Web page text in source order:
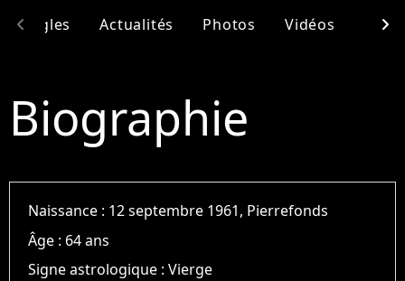
Singles Actualités Photos Vidéos
chevron_left chevron_right
Biographie
Naissance : 12 septembre 1961, Pierrefonds
Âge : 64 ans
Signe astrologique :Vierge